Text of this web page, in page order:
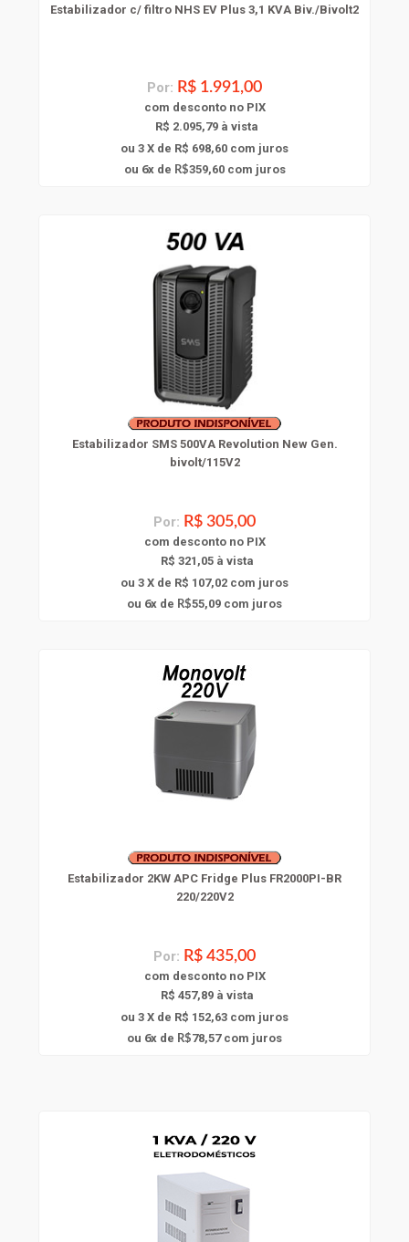
Estabilizador c/ filtro NHS EV Plus 3,1 KVA Biv./Bivolt2
Por: R$ 1.991,00
com desconto no PIX
R$ 2.095,79 à vista
ou 3 X de R$ 698,60 com juros
ou 6x de R$359,60com juros
Estabilizador SMS 500VA Revolution New Gen.
bivolt/115V2
Por: R$ 305,00
com desconto no PIX
R$ 321,05 à vista
ou 3 X de R$ 107,02 com juros
ou 6x de R$55,09 com juros
Estabilizador 2KW APC Fridge Plus FR2000PI-BR
220/220V2
Por: R$ 435,00
com desconto no PIX
R$ 457,89 à vista
ou 3 X de R$ 152,63 com juros
ou 6x de R$78,57com juros